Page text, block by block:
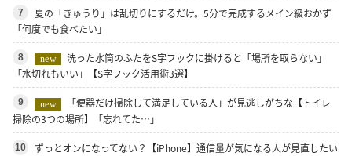
7
夏の「きゅうり」は乱切りにするだけ。5分で完成するメイン級おかず
「何度でも食べたい」
8 new
洗った水筒のふたをS字フックに掛けると「場所を取らない」
「水切れもいい」【S字フック活用術3選】
9 new
「便器だけ掃除して満足している人」が見逃しがちな【トイレ
掃除の3つの場所】「忘れてた…」
10
ずっとオンになってない？【iPhone】通信量が気になる人が見直したい